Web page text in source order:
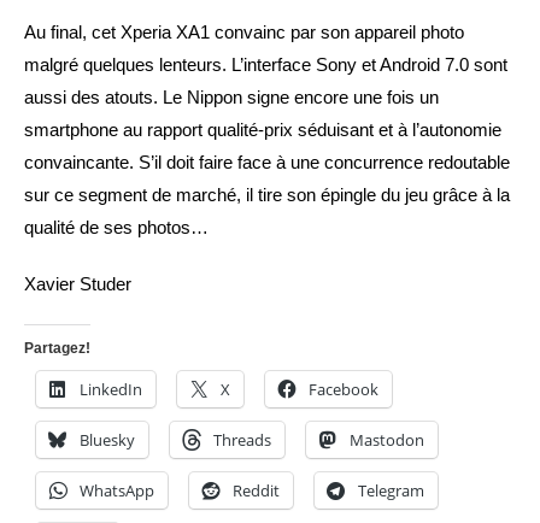
Au final, cet Xperia XA1 convainc par son appareil photo
malgré quelques lenteurs. L’interface Sony et Android 7.0 sont
aussi des atouts. Le Nippon signe encore une fois un
smartphone au rapport qualité-prix séduisant et à l’autonomie
convaincante. S’il doit faire face à une concurrence redoutable
sur ce segment de marché, il tire son épingle du jeu grâce à la
qualité de ses photos…
Xavier Studer
Partagez!
LinkedIn X Facebook
Bluesky Threads Mastodon
WhatsApp Reddit Telegram